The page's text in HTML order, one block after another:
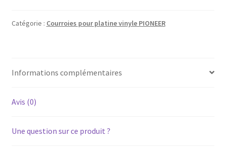
117D
platine
tourne-
Catégorie : Courroies pour platine vinyle PIONEER
Informations complémentaires
Avis (0)
Une question sur ce produit ?